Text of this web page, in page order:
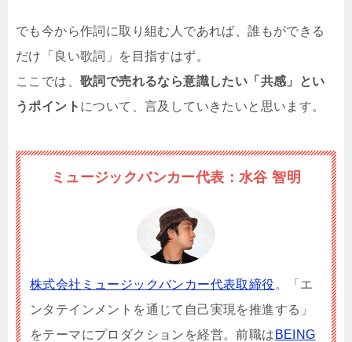
でも今から作詞に取り組む人であれば、誰もができる
だけ「良い歌詞」を目指すはず。
ここでは、 歌詞で売れるなら意識したい「共感」とい
うポイント について、言及していきたいと思います。
ミュージックバンカー代表：水谷 智明
株式会社ミュージックバンカー代表取締役 。「エ
ンタテインメントを通じて自己実現を推進する」
をテーマにプロダクションを経営。前職は BEING